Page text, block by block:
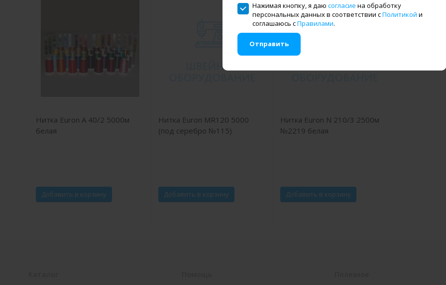
Нажимая кнопку, я даю согласие на обработку
персональных данных в соответствии сПолитикой и
соглашаюсь сПравилами.
Отправить
Нитка Euron A 40/2 5000м
белая
Добавить в корзину
Нитка Euron MR120 5000
(под серебро №115)
Добавить в корзину
Нитка Euron N 210/3 2500м
№2219 белая
Добавить в корзину